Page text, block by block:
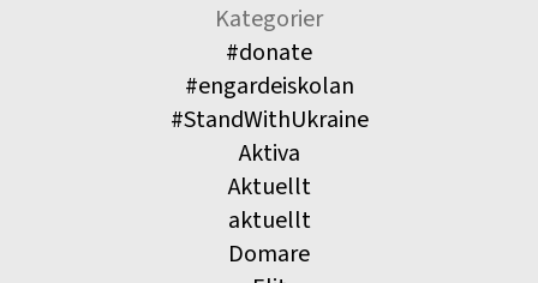
Kategorier
#donate
#engardeiskolan
#StandWithUkraine
Aktiva
Aktuellt
aktuellt
Domare